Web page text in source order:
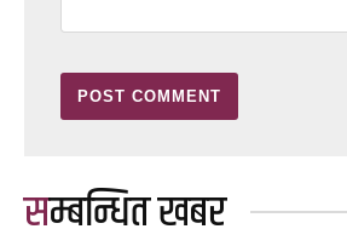
सम्बन्धित खबर